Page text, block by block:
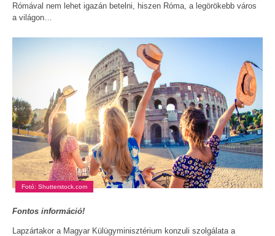
Rómával nem lehet igazán betelni, hiszen Róma, a legörökebb város
a világon…
Fotó: Shutterstock.com
Fontos információ!
Lapzártakor a Magyar Külügyminisztérium konzuli szolgálata a